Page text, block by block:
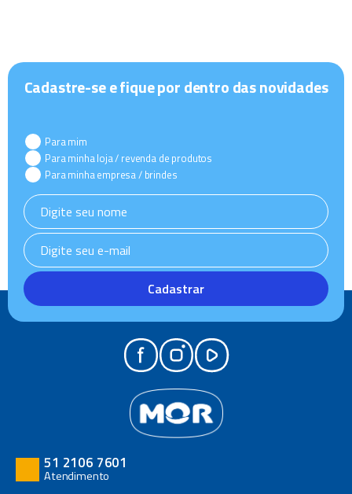
Cadastre-se e fique por dentro das novidades
Para mim
Para minha loja / revenda de produtos
Para minha empresa / brindes
Cadastrar
51 2106 7601
Atendimento